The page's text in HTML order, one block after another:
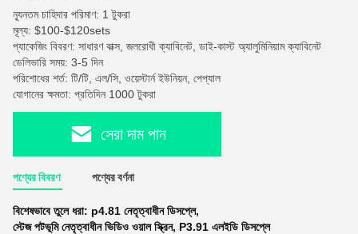
ন্যূনতম চাহিদার পরিমাণ: 1 টুকরা
মূল্য: $100-$120sets
প্যাকেজিং বিবরণ: সাধারণ বাক্স, জলরোধী ক্যাবিনেট, ডাই-কাস্ট অ্যালুমিনিয়াম ক্যাবিনেট
ডেলিভারি সময়: 3-5 দিন
পরিশোধের শর্ত: টি/টি, এল/সি, ওয়েস্টার্ন ইউনিয়ন, পেপ্যাল
যোগানের ক্ষমতা: প্রতিদিন 1000 টুকরা
সেরা দাম পান
পণ্যের বিবরণ পণ্যের বর্ণনা
বিশেষভাবে তুলে ধরা: p4.81 নেতৃত্বাধীন ডিসপ্লে,
স্টেজ পটভূমি নেতৃত্বাধীন ভিডিও ওয়াল স্ক্রিন, P3.91 এলইডি ডিসপ্লে